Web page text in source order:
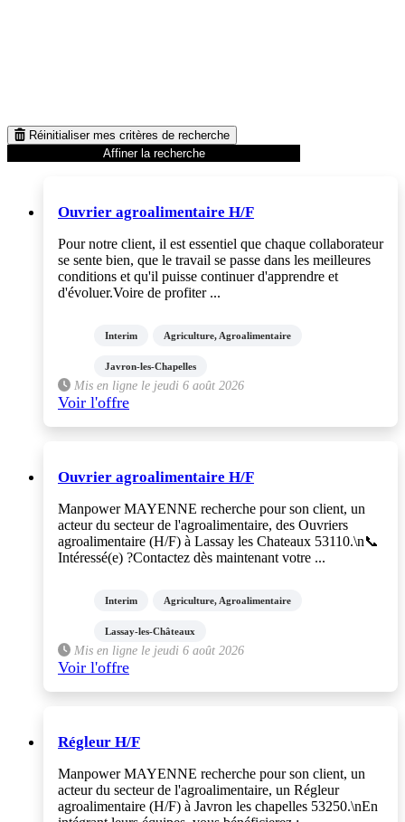
Réinitialiser mes critères de recherche
Affiner la recherche
Ouvrier agroalimentaire H/F
Pour notre client, il est essentiel que chaque collaborateur
se sente bien, que le travail se passe dans les meilleures
conditions et qu'il puisse continuer d'apprendre et
d'évoluer.Voire de profiter ...
Interim Agriculture, Agroalimentaire
Javron-les-Chapelles
Mis en ligne le jeudi 6 août 2026
Voir l'offre
Ouvrier agroalimentaire H/F
Manpower MAYENNE recherche pour son client, un
acteur du secteur de l'agroalimentaire, des Ouvriers
agroalimentaire (H/F) à Lassay les Chateaux 53110.\n📞
Intéressé(e) ?Contactez dès maintenant votre ...
Interim Agriculture, Agroalimentaire
Lassay-les-Châteaux
Mis en ligne le jeudi 6 août 2026
Voir l'offre
Régleur H/F
Manpower MAYENNE recherche pour son client, un
acteur du secteur de l'agroalimentaire, un Régleur
agroalimentaire (H/F) à Javron les chapelles 53250.\nEn